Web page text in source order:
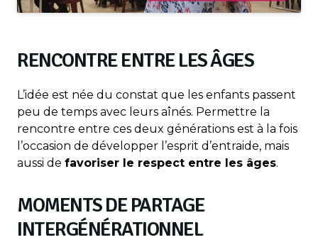
RENCONTRE ENTRE LES ÂGES
L’idée est née du constat que les enfants passent
peu de temps avec leurs aînés. Permettre la
rencontre entre ces deux générations est à la fois
l’occasion de développer l’esprit d’entraide, mais
aussi de favoriser le respect entre les âges.
MOMENTS DE PARTAGE
INTERGÉNÉRATIONNEL